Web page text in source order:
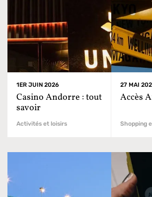
1ER JUIN 2026
Casino Andorre : tout
savoir
Activités et loisirs
27 MAI
Accès
Shopping